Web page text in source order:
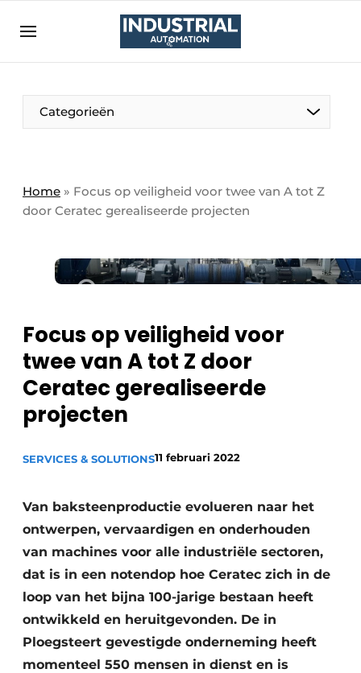
Aanmelden
Bedrijven
Bedrijven
Direct contact
Eigen content aanleveren
Home
Podcasts
Privacy / Cookie statement
Vacature aanmelden
Video’s
Categorieën
Home » Focus op veiligheid voor twee van A tot Z
door Ceratec gerealiseerde projecten
Focus op veiligheid voor
twee van A tot Z door
Ceratec gerealiseerde
projecten
SERVICES & SOLUTIONS11 februari 2022
Van baksteenproductie evolueren naar het
ontwerpen, vervaardigen en onderhouden
van machines voor alle industriële sectoren,
dat is in een notendop hoe Ceratec zich in de
loop van het bijna 100-jarige bestaan heeft
ontwikkeld en heruitgevonden. De in
Ploegsteert gevestigde onderneming heeft
momenteel 550 mensen in dienst en is